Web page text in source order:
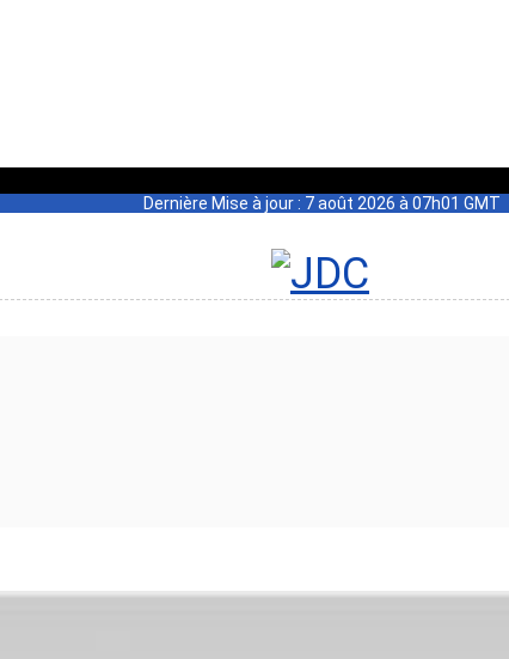
Dernière Mise à jour : 7 août 2026 à 07h01 GMT